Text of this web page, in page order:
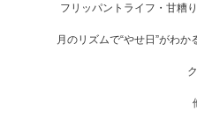
フリッパントライフ・甘糟
月のリズムで“やせ日”がわ
ク